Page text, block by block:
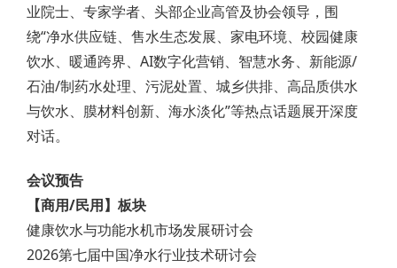
业院士、专家学者、头部企业高管及协会领导，围
绕“净水供应链、售水生态发展、家电环境、校园健康
饮水、暖通跨界、AI数字化营销、智慧水务、新能源/
石油/制药水处理、污泥处置、城乡供排、高品质供水
与饮水、膜材料创新、海水淡化”等热点话题展开深度
对话。
会议预告
【商用/民用】板块
健康饮水与功能水机市场发展研讨会
2026第七届中国净水行业技术研讨会